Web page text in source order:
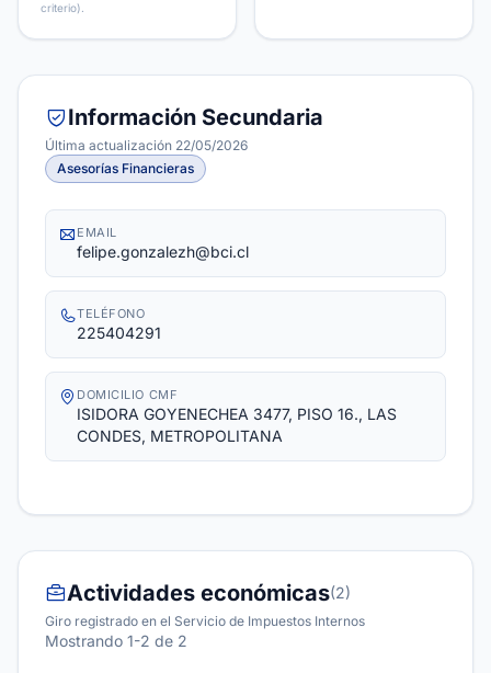
criterio).
Información Secundaria
Última actualización 22/05/2026
Asesorías Financieras
EMAIL
felipe.gonzalezh@bci.cl
TELÉFONO
225404291
DOMICILIO CMF
ISIDORA GOYENECHEA 3477, PISO 16., LAS
CONDES, METROPOLITANA
Actividades económicas(2)
Giro registrado en el Servicio de Impuestos Internos
Mostrando 1-2 de 2